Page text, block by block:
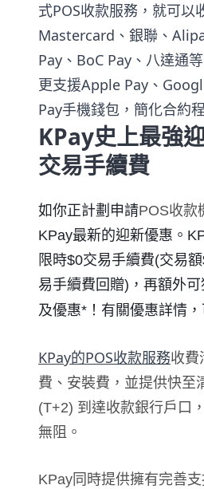
式POS收款服務，就可以
Mastercard、銀聯、
Pay、BoC Pay、八達通
更支援Apple Pay、
Pay手機錢包，簡化合約
KPay史上最強
交易手續費
如你正計劃申請POS收款
KPay最新的迎新優惠。
限時$0交易手續費(交易
易手續費回贈)，再額外
及優惠*！有關優惠詳情，
KPay的POS收款服務收費
費、安裝費，並提供快至
(T+2) 到達收款銀行戶口
無阻。
KPay同時提供擁有完善